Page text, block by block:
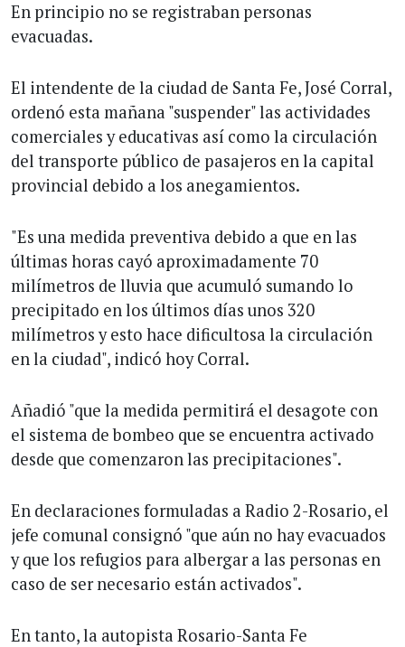
En principio no se registraban personas
evacuadas.
El intendente de la ciudad de Santa Fe, José Corral,
ordenó esta mañana "suspender" las actividades
comerciales y educativas así como la circulación
del transporte público de pasajeros en la capital
provincial debido a los anegamientos.
"Es una medida preventiva debido a que en las
últimas horas cayó aproximadamente 70
milímetros de lluvia que acumuló sumando lo
precipitado en los últimos días unos 320
milímetros y esto hace dificultosa la circulación
en la ciudad", indicó hoy Corral.
Añadió "que la medida permitirá el desagote con
el sistema de bombeo que se encuentra activado
desde que comenzaron las precipitaciones".
En declaraciones formuladas a Radio 2-Rosario, el
jefe comunal consignó "que aún no hay evacuados
y que los refugios para albergar a las personas en
caso de ser necesario están activados".
En tanto, la autopista Rosario-Santa Fe